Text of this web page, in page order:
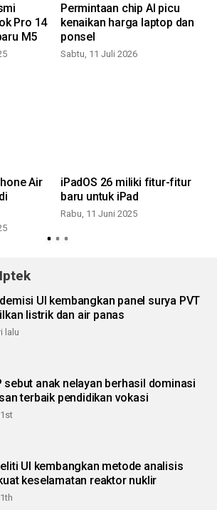
Pro 14
M5
Permintaan chip AI picu
kenaikan harga laptop dan
ponsel
Sabtu, 11 Juli 2026
Air
iPadOS 26 miliki fitur-fitur
baru untuk iPad
Rabu, 11 Juni 2025
UI kembangkan panel surya PVT
listrik dan air panas
lalu
sebut anak nelayan berhasil dominasi
terbaik pendidikan vokasi
UI kembangkan metode analisis
keselamatan reaktor nuklir